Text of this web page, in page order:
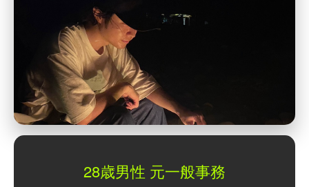
28歳男性 元一般事務